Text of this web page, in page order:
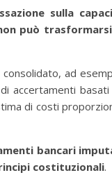
sulla
può
ad
accertamenti
di costi
bancari
costituzionali.